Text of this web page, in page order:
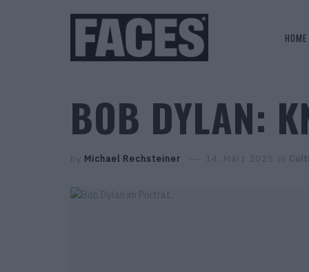
HOME
BOB DYLAN:
by Michael Rechsteiner 14. März 2025 in